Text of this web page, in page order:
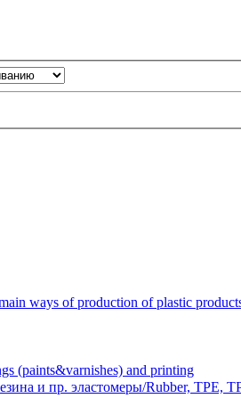
ways of production of plastic
(paints&varnishes) and printing
и пр. эластомеры/Rubber, TPE,